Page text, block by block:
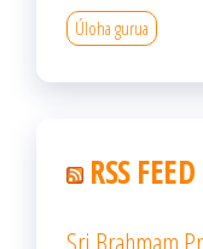
Úloha gurua
RSS FEED
Sri Brahmam